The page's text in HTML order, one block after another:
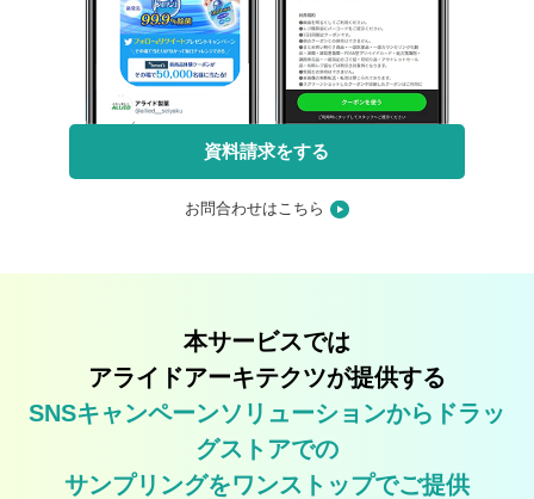
資料請求をする
お問合わせはこちら
本サービスでは
アライドアーキテクツが提供する
SNSキャンペーンソリューションから ドラッ
グストアでの
サンプリングをワンストップでご提供